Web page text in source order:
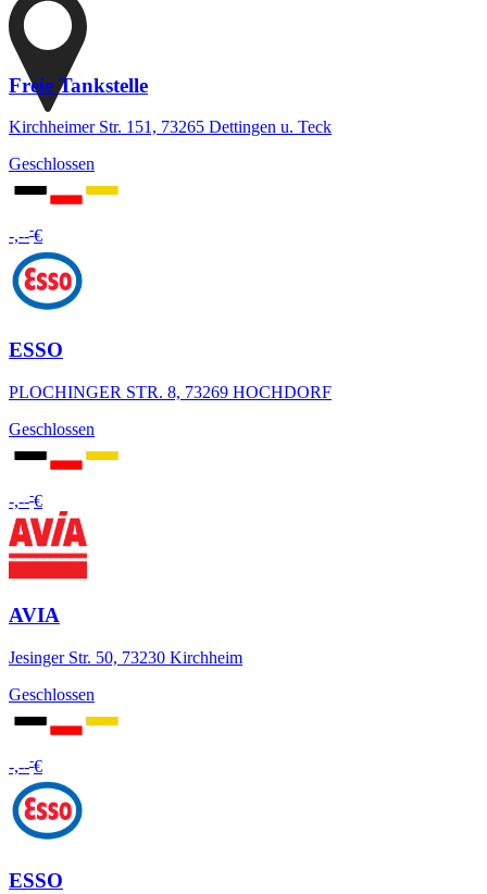
Freie Tankstelle
Kirchheimer Str. 151, 73265 Dettingen u. Teck
Geschlossen
-,---€
ESSO
PLOCHINGER STR. 8, 73269 HOCHDORF
Geschlossen
-,---€
AVIA
Jesinger Str. 50, 73230 Kirchheim
Geschlossen
-,---€
ESSO